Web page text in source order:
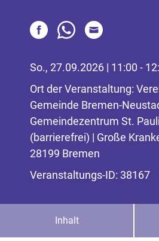
So., 27.09.2026 | 11:00 -
Ort der Veranstaltung:
Gemeinde Bremen-
Gemeindezentrum St.
(barrierefrei) | Große
28199 Bremen
Veranstaltungs-ID: 38167
Inhalt